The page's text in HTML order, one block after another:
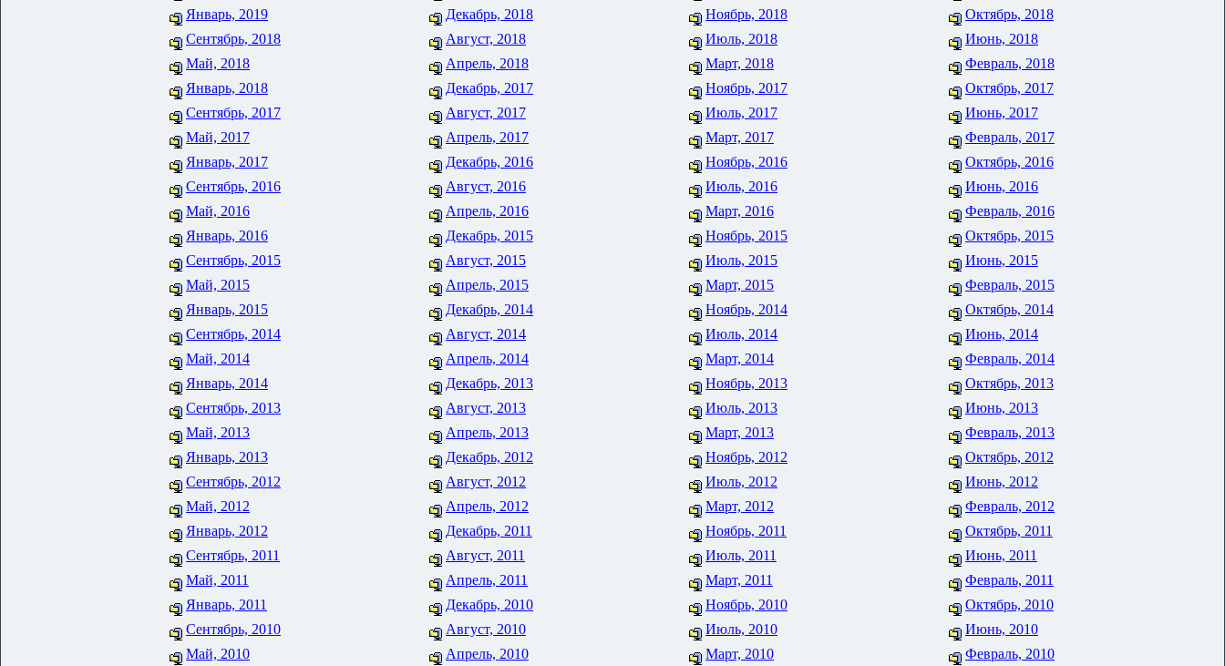
Январь, 2019
Декабрь, 2018 Ноябрь, 2018
Октябрь, 2018
Сентябрь, 2018
Август, 2018 Июль, 2018
Июнь, 2018
Май, 2018
Апрель, 2018 Март, 2018
Февраль, 2018
Январь, 2018
Декабрь, 2017 Ноябрь, 2017
Октябрь, 2017
Сентябрь, 2017
Август, 2017 Июль, 2017
Июнь, 2017
Май, 2017
Апрель, 2017 Март, 2017
Февраль, 2017
Январь, 2017
Декабрь, 2016 Ноябрь, 2016
Октябрь, 2016
Сентябрь, 2016
Август, 2016 Июль, 2016
Июнь, 2016
Май, 2016
Апрель, 2016 Март, 2016
Февраль, 2016
Январь, 2016
Декабрь, 2015 Ноябрь, 2015
Октябрь, 2015
Сентябрь, 2015
Август, 2015 Июль, 2015
Июнь, 2015
Май, 2015
Апрель, 2015 Март, 2015
Февраль, 2015
Январь, 2015
Декабрь, 2014 Ноябрь, 2014
Октябрь, 2014
Сентябрь, 2014
Август, 2014 Июль, 2014
Июнь, 2014
Май, 2014
Апрель, 2014 Март, 2014
Февраль, 2014
Январь, 2014
Декабрь, 2013 Ноябрь, 2013
Октябрь, 2013
Сентябрь, 2013
Август, 2013 Июль, 2013
Июнь, 2013
Май, 2013
Апрель, 2013 Март, 2013
Февраль, 2013
Январь, 2013
Декабрь, 2012 Ноябрь, 2012
Октябрь, 2012
Сентябрь, 2012
Август, 2012 Июль, 2012
Июнь, 2012
Май, 2012
Апрель, 2012 Март, 2012
Февраль, 2012
Январь, 2012
Декабрь, 2011 Ноябрь, 2011
Октябрь, 2011
Сентябрь, 2011
Август, 2011 Июль, 2011
Июнь, 2011
Май, 2011
Апрель, 2011 Март, 2011
Февраль, 2011
Январь, 2011
Декабрь, 2010 Ноябрь, 2010
Октябрь, 2010
Сентябрь, 2010
Август, 2010 Июль, 2010
Июнь, 2010
Май, 2010
Апрель, 2010 Март, 2010
Февраль, 2010